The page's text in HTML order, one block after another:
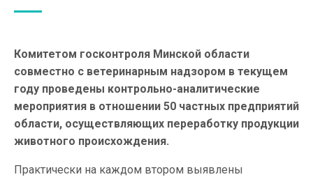
Комитетом госконтроля Минской области
совместно с ветеринарным надзором в текущем
году проведены контрольно-аналитические
мероприятия в отношении 50 частных предприятий
области, осуществляющих переработку продукции
животного происхождения.
Практически на каждом втором выявлены